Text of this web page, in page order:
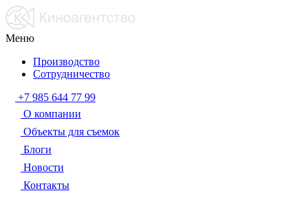
Меню
Производство
Сотрудничество
+7 985 644 77 99
О компании
Объекты для съемок
Блоги
Новости
Контакты